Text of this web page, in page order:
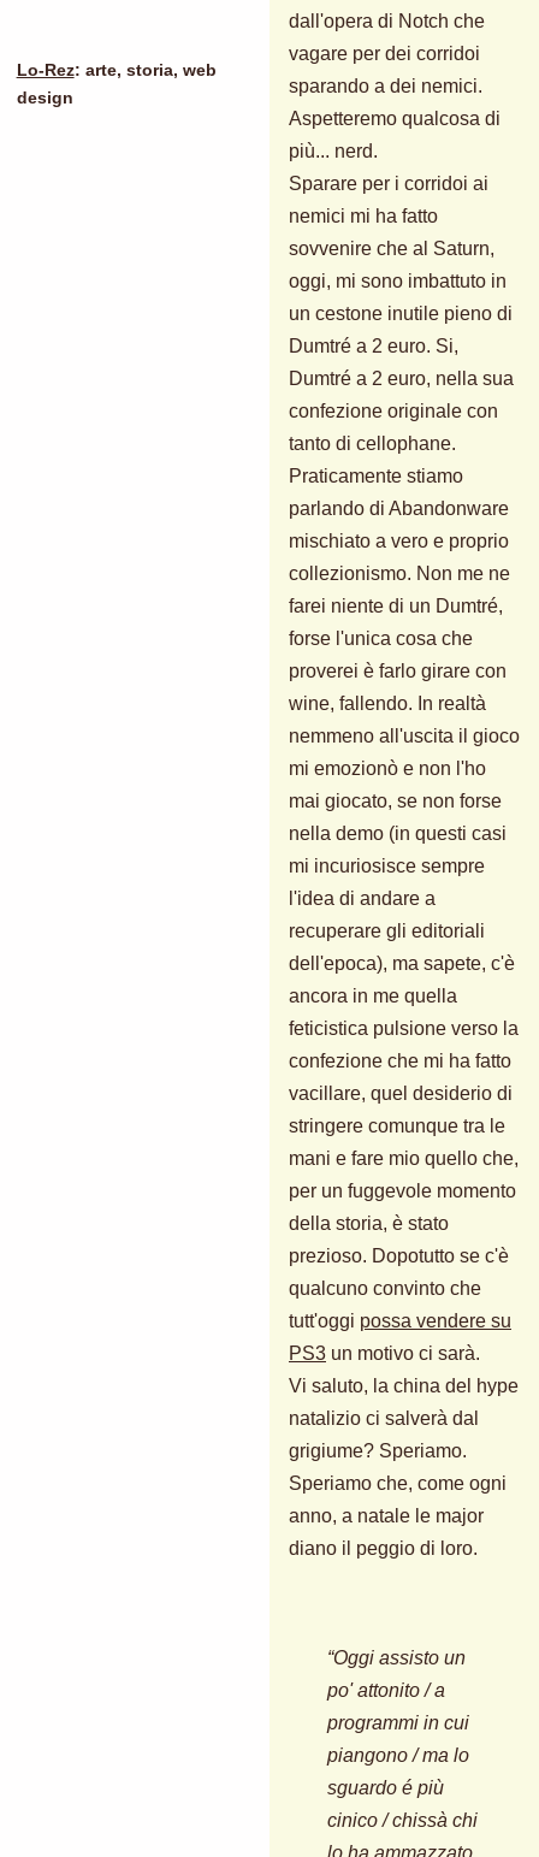
Lo-Rez: arte, storia, web
design
dall'opera di Notch che
vagare per dei corridoi
sparando a dei nemici.
Aspetteremo qualcosa di
più... nerd.
Sparare per i corridoi ai
nemici mi ha fatto
sovvenire che al Saturn,
oggi, mi sono imbattuto in
un cestone inutile pieno di
Dumtré a 2 euro. Si,
Dumtré a 2 euro, nella sua
confezione originale con
tanto di cellophane.
Praticamente stiamo
parlando di Abandonware
mischiato a vero e proprio
collezionismo. Non me ne
farei niente di un Dumtré,
forse l'unica cosa che
proverei è farlo girare con
wine, fallendo. In realtà
nemmeno all'uscita il gioco
mi emozionò e non l'ho
mai giocato, se non forse
nella demo (in questi casi
mi incuriosisce sempre
l'idea di andare a
recuperare gli editoriali
dell'epoca), ma sapete, c'è
ancora in me quella
feticistica pulsione verso la
confezione che mi ha fatto
vacillare, quel desiderio di
stringere comunque tra le
mani e fare mio quello che,
per un fuggevole momento
della storia, è stato
prezioso. Dopotutto se c'è
qualcuno convinto che
tutt'oggi possa vendere su
PS3 un motivo ci sarà.
Vi saluto, la china del hype
natalizio ci salverà dal
grigiume? Speriamo.
Speriamo che, come ogni
anno, a natale le major
diano il peggio di loro.
“Oggi assisto un
po' attonito / a
programmi in cui
piangono / ma lo
sguardo é più
cinico / chissà chi
lo ha ammazzato